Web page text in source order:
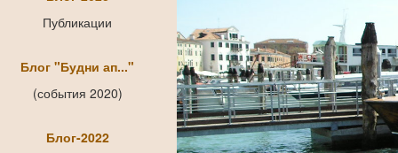
Публикации
Блог "Будни ап..."
(события 2020)
Блог-2022